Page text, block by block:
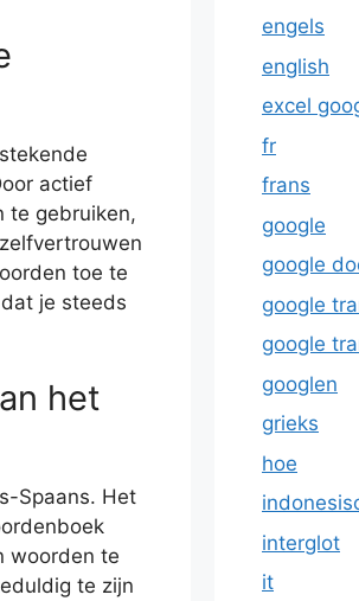
actief
te gebruiken,
toe te
je steeds
het
Spaans. Het
woorden te
te zijn
engels
english
excel
fr
frans
google
google
google
google
googlen
grieks
hoe
interglot
it